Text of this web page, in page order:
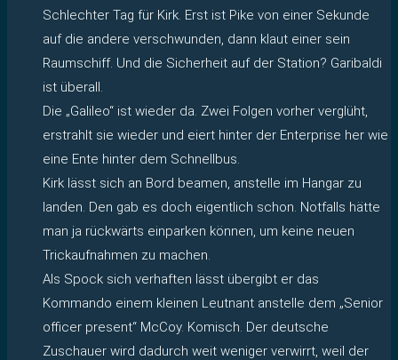
Schlechter Tag für Kirk. Erst ist Pike von einer Sekunde
auf die andere verschwunden, dann klaut einer sein
Raumschiff. Und die Sicherheit auf der Station? Garibaldi
ist überall.
Die „Galileo“ ist wieder da. Zwei Folgen vorher verglüht,
erstrahlt sie wieder und eiert hinter der Enterprise her wie
eine Ente hinter dem Schnellbus.
Kirk lässt sich an Bord beamen, anstelle im Hangar zu
landen. Den gab es doch eigentlich schon. Notfalls hätte
man ja rückwärts einparken können, um keine neuen
Trickaufnahmen zu machen.
Als Spock sich verhaften lässt übergibt er das
Kommando einem kleinen Leutnant anstelle dem „Senior
officer present“ McCoy. Komisch. Der deutsche
Zuschauer wird dadurch weit weniger verwirrt, weil der